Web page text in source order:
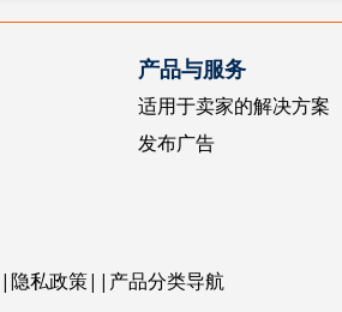
产品与服务
适用于卖家的解决方案
发布广告
隐私政策 产品分类导航